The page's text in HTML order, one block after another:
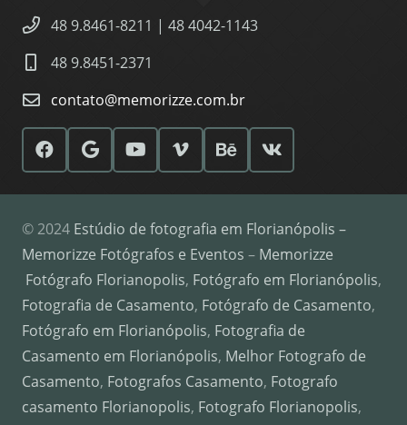
48 9.8461-8211 | 48 4042-1143
48 9.8451-2371
contato@memorizze.com.br
© 2024 Estúdio de fotografia em Florianópolis –
Memorizze Fotógrafos e Eventos – Memorizze
Fotógrafo Florianopolis, Fotógrafo em Florianópolis,
Fotografia de Casamento, Fotógrafo de Casamento,
Fotógrafo em Florianópolis, Fotografia de
Casamento em Florianópolis, Melhor Fotografo de
Casamento, Fotografos Casamento, Fotografo
casamento Florianopolis, Fotografo Florianopolis,